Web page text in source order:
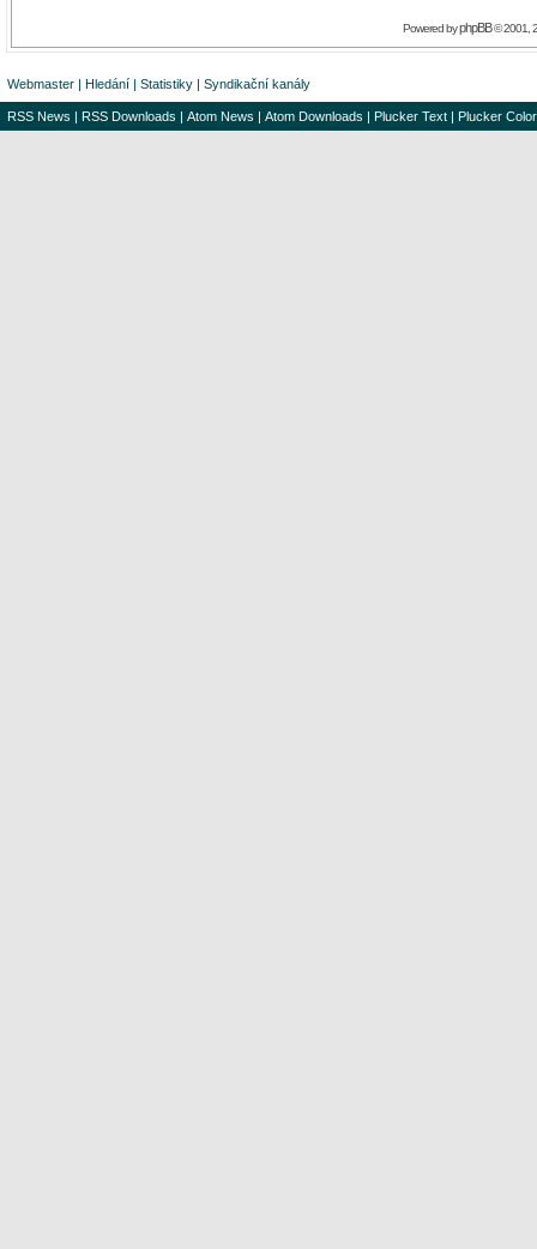
Powered byphpBB© 2001,
Webmaster | Hledání | Statistiky | Syndikační kanály
RSS News | RSS Downloads | Atom News | Atom Downloads | Plucker Text | Plucker Color